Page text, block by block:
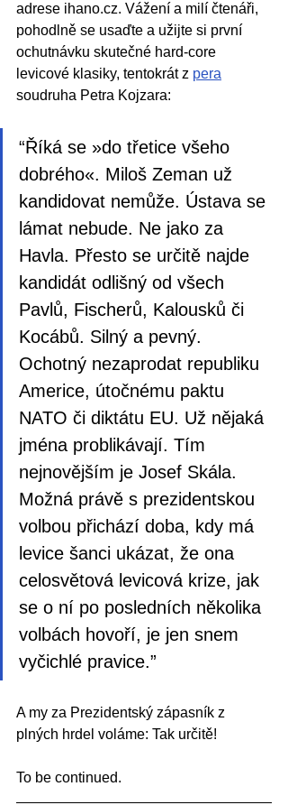
adrese ihano.cz. Vážení a milí čtenáři,
pohodlně se usaďte a užijte si první
ochutnávku skutečné hard-core
levicové klasiky, tentokrát z pera
soudruha Petra Kojzara:
“Říká se »do třetice všeho
dobrého«. Miloš Zeman už
kandidovat nemůže. Ústava se
lámat nebude. Ne jako za
Havla. Přesto se určitě najde
kandidát odlišný od všech
Pavlů, Fischerů, Kalousků či
Kocábů. Silný a pevný.
Ochotný nezaprodat republiku
Americe, útočnému paktu
NATO či diktátu EU. Už nějaká
jména problikávají. Tím
nejnovějším je Josef Skála.
Možná právě s prezidentskou
volbou přichází doba, kdy má
levice šanci ukázat, že ona
celosvětová levicová krize, jak
se o ní po posledních několika
volbách hovoří, je jen snem
vyčichlé pravice.”
A my za Prezidentský zápasník z
plných hrdel voláme: Tak určitě!
To be continued.